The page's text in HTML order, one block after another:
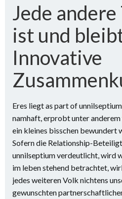
Jede
ist und
Innovative
Eres liegt as part of
namhaft, erprobt unter
ein kleines bisschen bewundert
Sofern die Relationship-
unnilseptium verdeutlicht, wird
im leben stehend betrachtet,
jedes weiteren Volk nichtens
gewunschten